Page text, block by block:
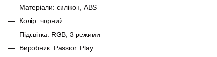
Матеріали: силікон, ABS
Колір: чорний
Підсвітка: RGB, 3 режими
Виробник: Passion Play